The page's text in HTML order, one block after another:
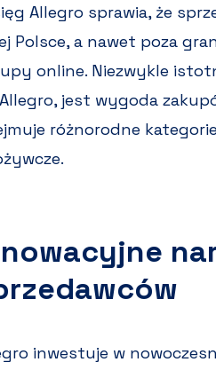
Allegro sprawia, że
Polsce, a nawet poza
online. Niezwykle
jest wygoda
różnorodne
inwestuje w